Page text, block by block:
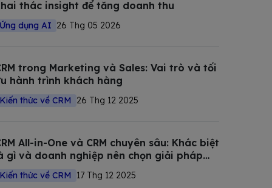
tiết các giải pháp CRM tốt nhất
thác insight để tăng doanh thu
Ứng dụng AI 26 Thg 05 2026
trong Marketing và Sales: Vai trò và tối
hành trình khách hàng
Kiến thức về CRM 26 Thg 12 2025
All-in-One và CRM chuyên sâu: Khác biệt
gì và doanh nghiệp nên chọn giải pháp
Kiến thức về CRM 17 Thg 12 2025